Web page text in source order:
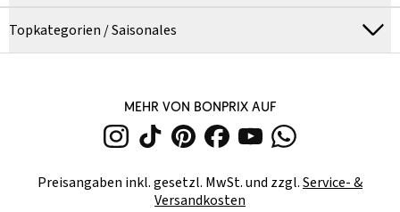
Topkategorien / Saisonales
MEHR VON BONPRIX AUF
Preisangaben inkl. gesetzl. MwSt. und zzgl.Service- &
Versandkosten